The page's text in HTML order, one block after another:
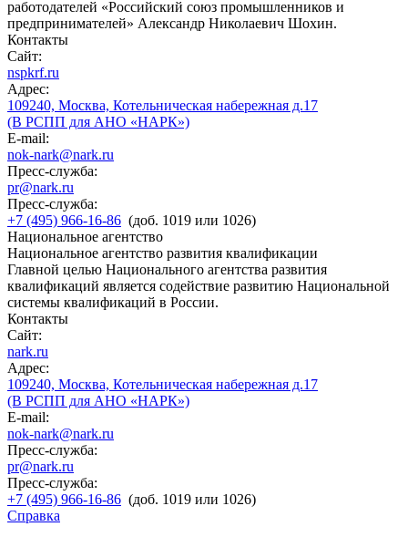
работодателей «Российский союз промышленников и
предпринимателей» Александр Николаевич Шохин.
Контакты
Сайт:
nspkrf.ru
Адрес:
109240, Москва, Котельническая набережная д.17
(В РСПП для АНО «НАРК»)
E-mail:
nok-nark@nark.ru
Пресс-служба:
pr@nark.ru
Пресс-служба:
+7 (495) 966-16-86 (доб. 1019 или 1026)
Национальное агентство
Национальное агентство развития квалификации
Главной целью Национального агентства развития
квалификаций является содействие развитию Национальной
системы квалификаций в России.
Контакты
Сайт:
nark.ru
Адрес:
109240, Москва, Котельническая набережная д.17
(В РСПП для АНО «НАРК»)
E-mail:
nok-nark@nark.ru
Пресс-служба:
pr@nark.ru
Пресс-служба:
+7 (495) 966-16-86 (доб. 1019 или 1026)
Справка